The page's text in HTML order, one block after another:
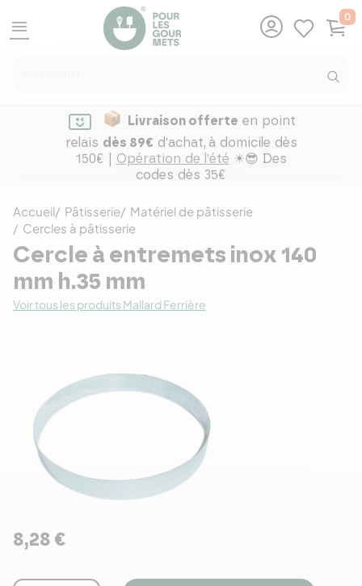
menu
0
Livraison offerte en point
relais dès 89€ d'achat, à domicile dès
150€ | Opération de l'été ☀😎 Des
codes dès 35€
Accueil Pâtisserie
Matériel de pâtisserie
Cercles à pâtisserie
Cercle à entremets inox 140
mm h.35 mm
Voir tous les produits Mallard Ferrière
8,28 €